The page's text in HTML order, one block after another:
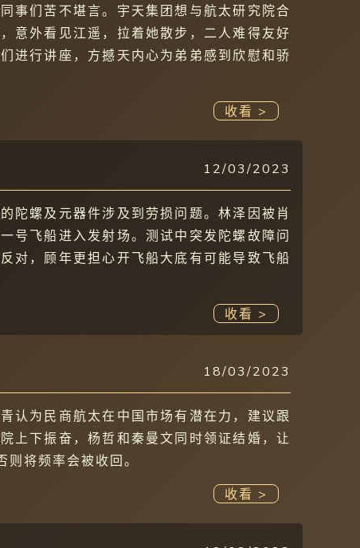
事们苦不堪言。宇天集团想与航太研究院合
意外看见江遥，拉着她散步，二人难得友好
进行讲座，方撼天内心为弟弟感到欣慰和骄
收看 >
12/03/2023
陀螺及元器件涉及到劳损问题。林泽因被肖
号飞船进入发射场。测试中突发陀螺故障问
对，顾年更担心开飞船大底有可能导致飞船
收看 >
18/03/2023
认为民商航太在中国市场有潜在力，建议跟
上下振奋，杨哲和秦曼文同时领证结婚，让
将频率会被收回。
收看 >